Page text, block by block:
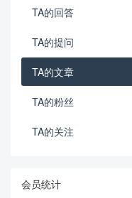
TA的回答
TA的提问
TA的文章
TA的粉丝
TA的关注
会员统计